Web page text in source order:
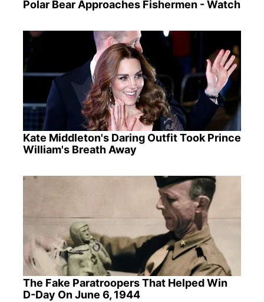
Polar Bear Approaches Fishermen - Watch
Kate Middleton's Daring Outfit Took Prince
William's Breath Away
The Fake Paratroopers That Helped Win
D-Day On June 6, 1944